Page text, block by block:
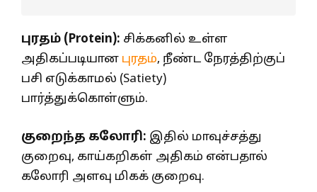
புரதம் (Protein): சிக்கனில் உள்ள
அதிகப்படியான புரதம், நீண்ட நேரத்திற்குப்
பசி எடுக்காமல் (Satiety)
பார்த்துக்கொள்ளும்.
குறைந்த கலோரி: இதில் மாவுச்சத்து
குறைவு, காய்கறிகள் அதிகம் என்பதால்
கலோரி அளவு மிகக் குறைவு.